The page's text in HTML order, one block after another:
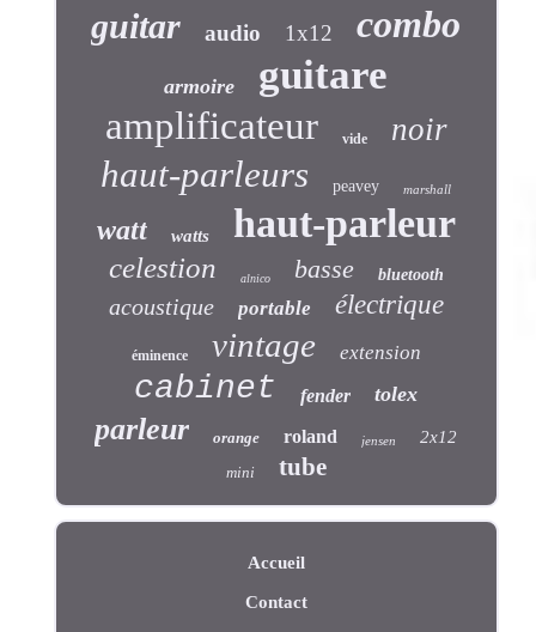
guitar audio 1x12 combo
armoire guitare
amplificateur vide noir
haut-parleurs peavey marshall
watt watts haut-parleur
celestion alnico basse bluetooth
acoustique portable électrique
éminence vintage extension
cabinet fender tolex
parleur orange roland jensen 2x12
mini tube
Accueil
Contact